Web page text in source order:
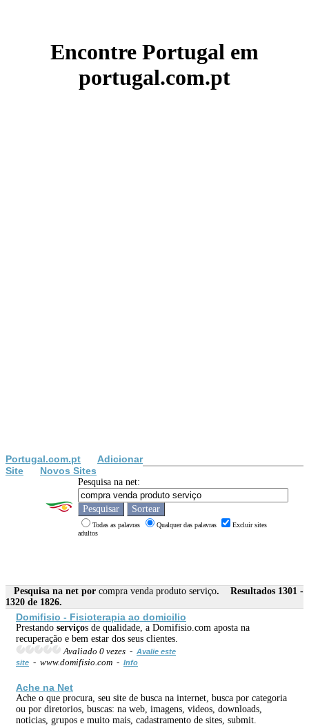
Encontre Portugal em
portugal.com.pt
Portugal.com.pt
Adicionar
Site
Novos Sites
Pesquisa na net:
Todas as palavras Qualquer das palavras
Excluir sites
adultos
Pesquisa na net por compra venda produto serviço. Resultados 1301 -
1320 de 1826.
Domifisio - Fisioterapia ao domicilio
Prestando serviços de qualidade, a Domifisio.com aposta na
recuperação e bem estar dos seus clientes.
Avaliado 0 vezes - Avalie este
site - www.domifisio.com - Info
Ache na Net
Ache o que procura, seu site de busca na internet, busca por categoria
ou por diretorios, buscas: na web, imagens, videos, downloads,
noticias, grupos e muito mais, cadastramento de sites, submit.